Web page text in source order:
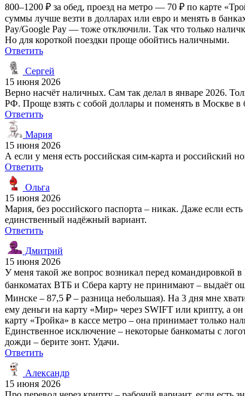
800–1200 ₽ за обед, проезд на метро — 70 ₽ по карте
суммы лучше везти в долларах или евро и менять в
Pay/Google Pay — тоже отключили. Так что только
Но для короткой поездки проще обойтись наличными.
Ответить
Сергей
15 июня 2026
Верно насчёт наличных. Сам так делал в январе 2026.
РФ. Проще взять с собой доллары и поменять в Москве в
Ответить
Мария
15 июня 2026
А если у меня есть российская сим-карта и
Ответить
Ольга
15 июня 2026
Мария, без российского паспорта – никак. Даже если
единственный надёжный вариант.
Ответить
Дмитрий
15 июня 2026
У меня такой же вопрос возникал перед командировкой
банкоматах ВТБ и Сбера карту не принимают – выдаёт
Минске – 87,5 ₽ – разница небольшая). На 3 дня мне
ему деньги на карту «Мир» через SWIFT или крипту, а
карту «Тройка» в кассе метро – она принимает только
Единственное исключение – некоторые банкоматы с
дожди – берите зонт. Удачи.
Ответить
Александр
15 июня 2026